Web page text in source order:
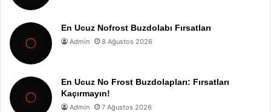
En Ucuz Nofrost Buzdolabı Fırsatları
Admin 8 Ağustos 2026
En Ucuz No Frost Buzdolapları: Fırsatları
Kaçırmayın!
Admin 7 Ağustos 2026